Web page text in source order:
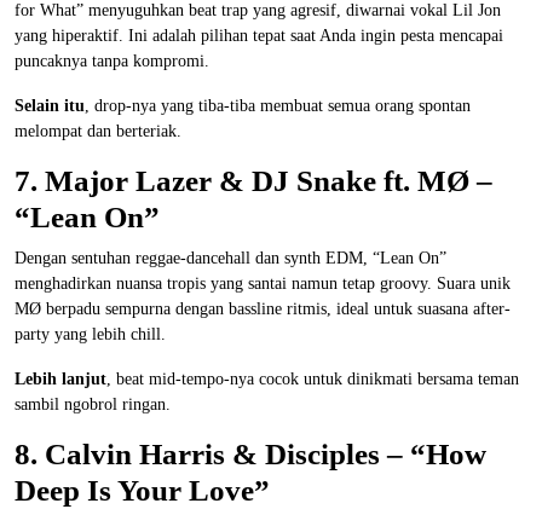
for What” menyuguhkan beat trap yang agresif, diwarnai vokal Lil Jon
yang hiperaktif. Ini adalah pilihan tepat saat Anda ingin pesta mencapai
puncaknya tanpa kompromi.
Selain itu, drop-nya yang tiba-tiba membuat semua orang spontan
melompat dan berteriak.
7. Major Lazer & DJ Snake ft. MØ –
“Lean On”
Dengan sentuhan reggae-dancehall dan synth EDM, “Lean On”
menghadirkan nuansa tropis yang santai namun tetap groovy. Suara unik
MØ berpadu sempurna dengan bassline ritmis, ideal untuk suasana after-
party yang lebih chill.
Lebih lanjut, beat mid-tempo-nya cocok untuk dinikmati bersama teman
sambil ngobrol ringan.
8. Calvin Harris & Disciples – “How
Deep Is Your Love”